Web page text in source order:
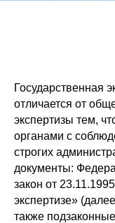
Государственная
отличается от
экспертизы тем,
органами с
строгих
документы:
закон от
экспертизе»
также